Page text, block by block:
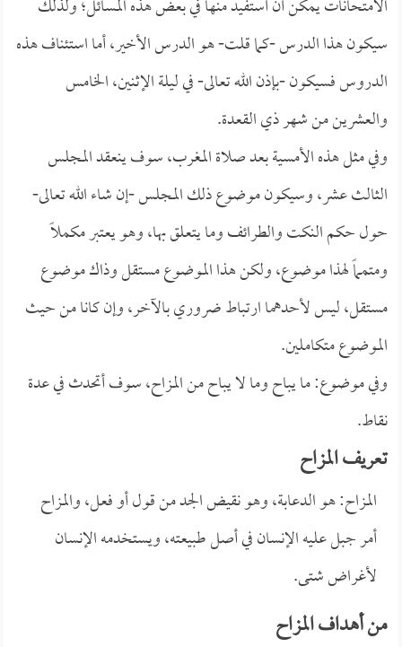
الامتحانات يمكن أن أستفيد منها في بعض هذه المسائل؛ ولذلك
سيكون هذا الدرس -كما قلت- هو الدرس الأخير، أما استئناف هذه
الدروس فسيكون -بإذن الله تعالى- في ليلة الإثنين، الخامس
والعشرين من شهر ذي القعدة.
وفي مثل هذه الأمسية بعد صلاة المغرب، سوف ينعقد المجلس
الثالث عشر، وسيكون موضوع ذلك المجلس -إن شاء الله تعالى-
حول حكمالنكت والطرائف وما يتعلق بها، وهو يعتبر مكملاً
ومتمماً لهذا موضوع، ولكن هذا الموضوع مستقل وذاك موضوع
مستقل، ليس لأحدهما ارتباط ضروري بالآخر، وإن كانا من حيث
الموضوع متكاملين.
وفي موضوع: ما يباح وما لا يباح من المزاح، سوف أتحدث في عدة
نقاط.
تعريف المزاح
المزاح: هو الدعابة، وهو نقيض الجد من قول أو فعل، والمزاح
أمر جبل عليه الإنسان في أصل طبيعته، ويستخدمه الإنسان
لأغراض شتى.
من أهداف المزاح